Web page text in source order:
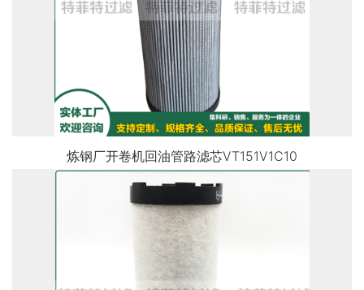
炼钢厂开卷机回油管路滤芯VT151V1C10